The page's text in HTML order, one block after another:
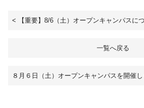
< 【重要】8/6（土）オープンキャンパスに
一覧へ戻る
８月６日（土）オープンキャンパスを開催し